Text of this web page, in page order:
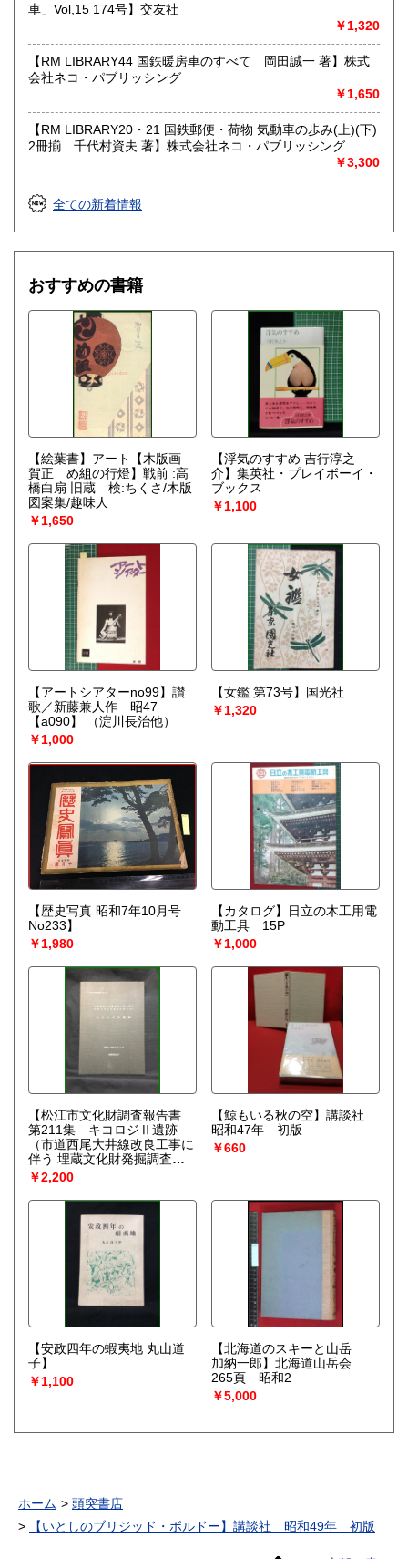
車」Vol,15 174号】交友社
￥1,320
【RM LIBRARY44 国鉄暖房車のすべて 岡田誠一 著】株式
会社ネコ・パブリッシング
￥1,650
【RM LIBRARY20・21 国鉄郵便・荷物 気動車の歩み(上)(下)
2冊揃 千代村資夫 著】株式会社ネコ・パブリッシング
￥3,300
全ての新着情報
おすすめの書籍
【絵葉書】アート【木版画
賀正 め組の行燈】戦前 :高
橋白扇 旧蔵 検:ちくさ/木版
図案集/趣味人
￥1,650
【浮気のすすめ 吉行淳之
介】集英社・プレイボーイ・
ブックス
￥1,100
【アートシアターno99】讃
歌／新藤兼人作 昭47
【a090】
（淀川長治他）
￥1,000
【女鑑 第73号】国光社
￥1,320
【歴史写真 昭和7年10月号
No233】
￥1,980
【カタログ】日立の木工用電
動工具 15P
￥1,000
【松江市文化財調査報告書
第211集 キコロジⅡ遺跡
（市道西尾大井線改良工事に
伴う 埋蔵文化財発掘調査報
告書３）】島根県松江市
￥2,200
【鯨もいる秋の空】講談社
昭和47年 初版
￥660
【安政四年の蝦夷地 丸山道
子】
￥1,100
【北海道のスキーと山岳
加納一郎】北海道山岳会
265頁 昭和2
￥5,000
ホーム
頭突書店
【いとしのブリジッド・ボルドー】講談社 昭和49年 初版